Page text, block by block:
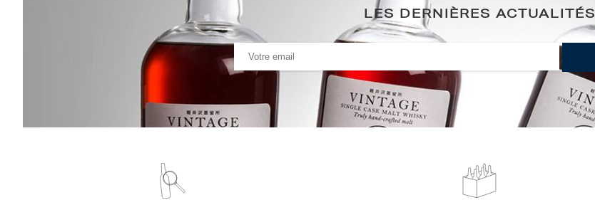
Analyse & Performance du spiritueux
Ardbeg Of. Supernova Committee SN2019 Release The Ultimate
VARIATION DE LA COTE
LES DERNIÈRES ACTUALITÉS